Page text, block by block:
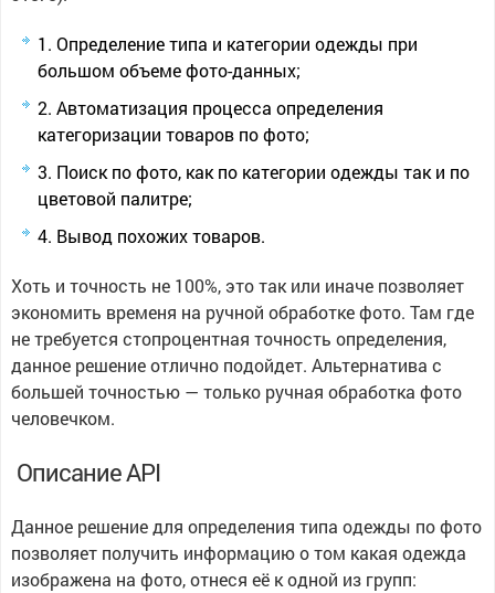
Определение типа и категории одежды при
большом объеме фото-данных;
Автоматизация процесса определения
категоризации товаров по фото;
Поиск по фото, как по категории одежды так и по
цветовой палитре;
Вывод похожих товаров.
Хоть и точность не 100%, это так или иначе позволяет
экономить временя на ручной обработке фото. Там где
не требуется стопроцентная точность определения,
данное решение отлично подойдет. Альтернатива с
большей точностью — только ручная обработка фото
человечком.
Описание API
Данное решение для определения типа одежды по фото
позволяет получить информацию о том какая одежда
изображена на фото, отнеся её к одной из групп: